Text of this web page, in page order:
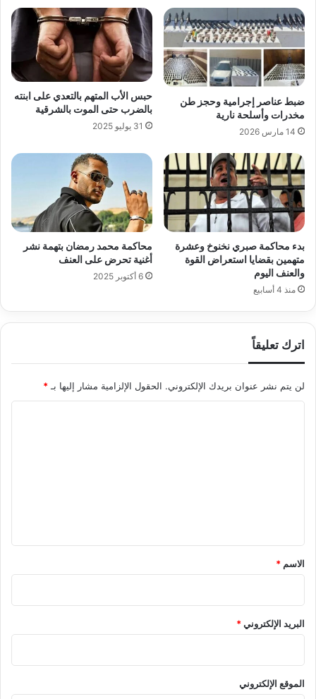
ضبط عناصر إجرامية وحجز طن
مخدرات وأسلحة نارية
14 مارس 2026
حبس الأب المتهم بالتعدي على ابنته
بالضرب حتى الموت بالشرقية
31 يوليو 2025
بدء محاكمة صبري نخنوخ وعشرة
متهمين بقضايا استعراض القوة
والعنف اليوم
منذ 4 أسابيع
محاكمة محمد رمضان بتهمة نشر
أغنية تحرض على العنف
6 أكتوبر 2025
اترك تعليقاً
لن يتم نشر عنوان بريدك الإلكتروني. الحقول الإلزامية مشار إليها بـ*
*
الاسم *
البريد الإلكتروني*
الموقع الإلكتروني